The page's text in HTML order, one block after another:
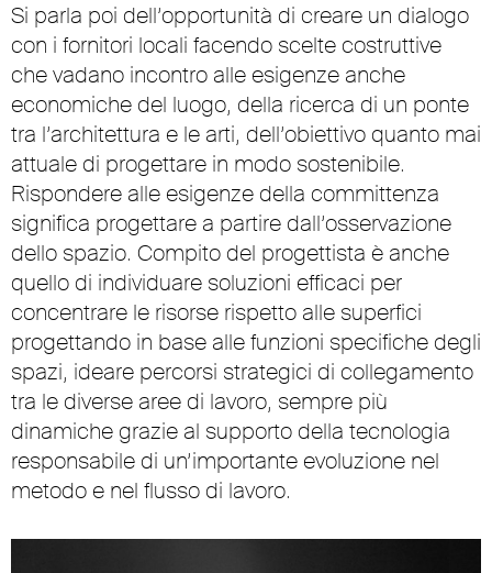
Si parla poi dell’opportunità di creare un dialogo
con i fornitori locali facendo scelte costruttive
che vadano incontro alle esigenze anche
economiche del luogo, della ricerca di un ponte
tra l’architettura e le arti, dell’obiettivo quanto mai
attuale di progettare in modo sostenibile.
Rispondere alle esigenze della committenza
significa progettare a partire dall’osservazione
dello spazio. Compito del progettista è anche
quello di individuare soluzioni efficaci per
concentrare le risorse rispetto alle superfici
progettando in base alle funzioni specifiche degli
spazi, ideare percorsi strategici di collegamento
tra le diverse aree di lavoro, sempre più
dinamiche grazie al supporto della tecnologia
responsabile di un’importante evoluzione nel
metodo e nel flusso di lavoro.